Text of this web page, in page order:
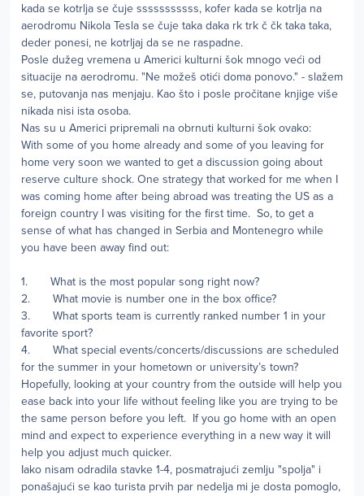
kada se kotrlja se čuje sssssssssss, kofer kada se kotrlja na
aerodromu Nikola Tesla se čuje taka daka rk trk č čk taka taka,
deder ponesi, ne kotrljaj da se ne raspadne.
Posle dužeg vremena u Americi kulturni šok mnogo veći od
situacije na aerodromu. "Ne možeš otići doma ponovo." - slažem
se, putovanja nas menjaju. Kao što i posle pročitane knjige više
nikada nisi ista osoba.
Nas su u Americi pripremali na obrnuti kulturni šok ovako:
With some of you home already and some of you leaving for
home very soon we wanted to get a discussion going about
reserve culture shock. One strategy that worked for me when I
was coming home after being abroad was treating the US as a
foreign country I was visiting for the first time. So, to get a
sense of what has changed in Serbia and Montenegro while
you have been away find out:
1. What is the most popular song right now?
2. What movie is number one in the box office?
3. What sports team is currently ranked number 1 in your
favorite sport?
4. What special events/concerts/discussions are scheduled
for the summer in your hometown or university’s town?
Hopefully, looking at your country from the outside will help you
ease back into your life without feeling like you are trying to be
the same person before you left. If you go home with an open
mind and expect to experience everything in a new way it will
help you adjust much quicker.
Iako nisam odradila stavke 1-4, posmatrajući zemlju "spolja" i
ponašajući se kao turista prvih par nedelja mi je dosta pomoglo,